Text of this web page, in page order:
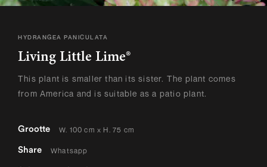
HYDRANGEA PANICULATA
Living Little Lime®
This plant is smaller than its sister. The plant comes
from America and is suitable as a patio plant.
Grootte W. 100 cm x H. 75 cm
Share Whatsapp